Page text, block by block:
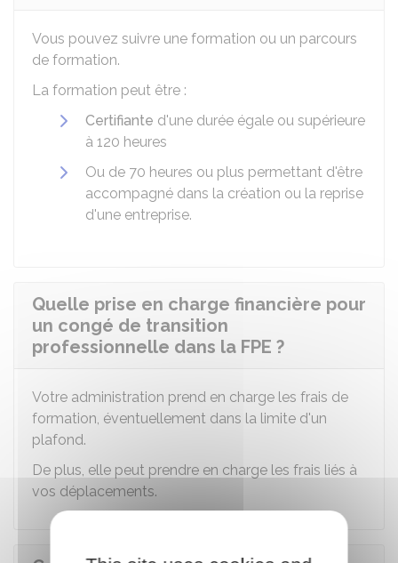
Vous pouvez suivre une formation ou un parcours
de formation.
La formation peut être :
Certifiante d'une durée égale ou supérieure
à 120 heures
Ou de 70 heures ou plus permettant d'être
accompagné dans la création ou la reprise
d'une entreprise.
Quelle prise en charge financière pour
un congé de transition
professionnelle dans la FPE ?
Votre administration prend en charge les frais de
formation, éventuellement dans la limite d'un
plafond.
De plus, elle peut prendre en charge les frais liés à
vos déplacements.